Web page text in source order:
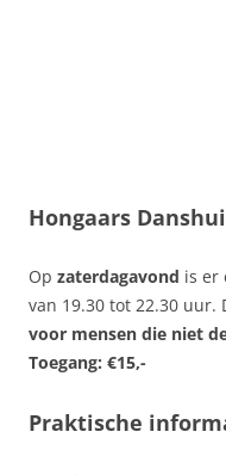
Hongaars
Op zaterdagavond is er
van 19.30 tot 22.30 uur.
voor mensen die niet
Toegang: €15,-
Praktische